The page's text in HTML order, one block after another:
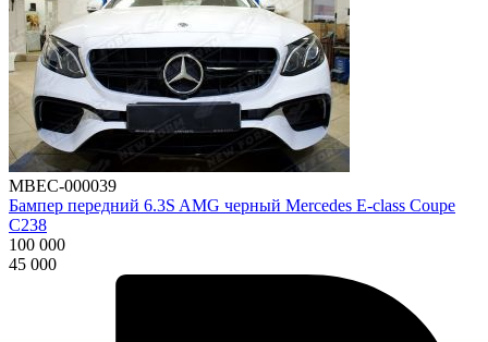
MBEC-000039
Бампер передний 6.3S AMG черный Mercedes E-class Coupe
C238
100 000
45 000